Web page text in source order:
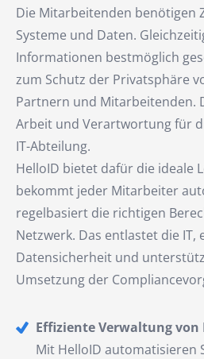
Die Mitarbeitenden benötigen
Systeme und Daten.
Informationen bestmöglich
zum Schutz der Privatsphäre
Partnern und Mitarbeitenden.
Arbeit und Verartwortung für
IT-Abteilung.
HelloID bietet dafür die ideale
bekommt jeder Mitarbeiter
regelbasiert die richtigen
Netzwerk. Das entlastet die IT,
Datensicherheit und
Umsetzung der
Effiziente Verwaltung
Mit HelloID automatisieren